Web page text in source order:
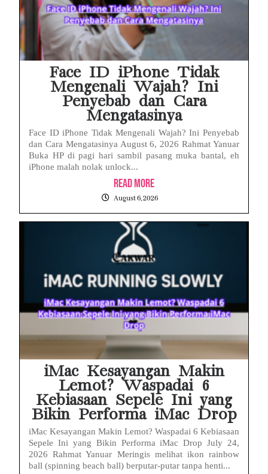
Face ID iPhone Tidak
Mengenali Wajah? Ini
Penyebab dan Cara
Mengatasinya
Face ID iPhone Tidak Mengenali Wajah? Ini Penyebab
dan Cara Mengatasinya August 6, 2026 Rahmat Yanuar
Buka HP di pagi hari sambil pasang muka bantal, eh
iPhone malah nolak unlock...
Read More
August 6, 2026
iMac Kesayangan Makin
Lemot? Waspadai 6
Kebiasaan Sepele Ini yang
Bikin Performa iMac Drop
iMac Kesayangan Makin Lemot? Waspadai 6 Kebiasaan
Sepele Ini yang Bikin Performa iMac Drop July 24,
2026 Rahmat Yanuar Meringis melihat ikon rainbow
ball (spinning beach ball) berputar-putar tanpa henti...